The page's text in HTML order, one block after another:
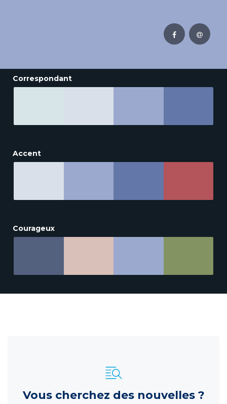
Correspondant
Accent
Courageux
Vous cherchez des nouvelles ?